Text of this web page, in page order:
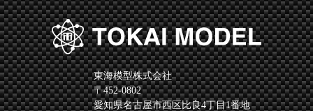
東海模型株式会社
〒452-0802
愛知県名古屋市西区比良4丁目1番地